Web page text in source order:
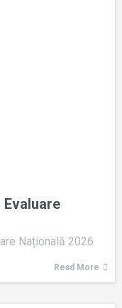
Națională 2026
Read More